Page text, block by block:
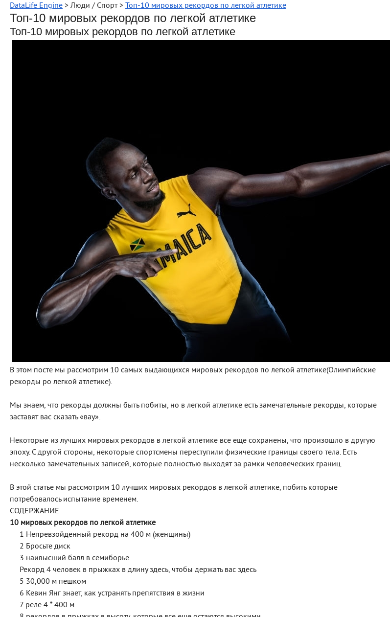
DataLife Engine > Люди / Спорт > Топ-10 мировых рекордов по легкой атлетике
Топ-10 мировых рекордов по легкой атлетике
Топ-10 мировых рекордов по легкой атлетике
В этом посте мы рассмотрим 10 самых выдающихся мировых рекордов по легкой атлетике(Олимпийские
рекорды po легкой атлетике).
Мы знаем, что рекорды должны быть побиты, но в легкой атлетике есть замечательные рекорды, которые
заставят вас сказать «вау».
Некоторые из лучших мировых рекордов в легкой атлетике все еще сохранены, что произошло в другую
эпоху. С другой стороны, некоторые спортсмены переступили физические границы своего тела. Есть
несколько замечательных записей, которые полностью выходят за рамки человеческих границ.
В этой статье мы рассмотрим 10 лучших мировых рекордов в легкой атлетике, побить которые
потребовалось испытание временем.
СОДЕРЖАНИЕ
10 мировых рекордов по легкой атлетике
1 Непревзойденный рекорд на 400 м (женщины)
2 Бросьте диск
3 наивысший балл в семиборье
Рекорд 4 человек в прыжках в длину здесь, чтобы держать вас здесь
5 30,000 м пешком
6 Кевин Янг знает, как устранять препятствия в жизни
7 реле 4 * 400 м